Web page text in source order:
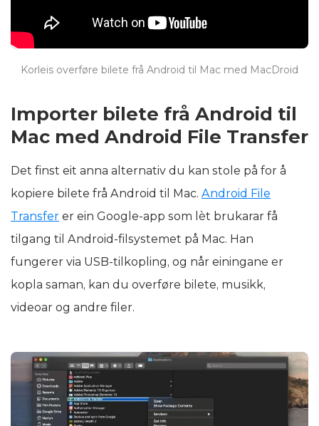
Korleis overføre bilete frå Android til Mac med MacDroid
Importer bilete frå Android til
Mac med Android File Transfer
Det finst eit anna alternativ du kan stole på for å
kopiere bilete frå Android til Mac. Android File
Transfer er ein Google-app som lèt brukarar få
tilgang til Android-filsystemet på Mac. Han
fungerer via USB-tilkopling, og når einingane er
kopla saman, kan du overføre bilete, musikk,
videoar og andre filer.